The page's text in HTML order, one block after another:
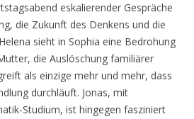
eskalierender Gespräche
die Zukunft des Denkens und die
sieht in Sophia eine Bedrohung
die Auslöschung familiärer
als einzige mehr und mehr, dass
durchläuft. Jonas, mit
Studium, ist hingegen fasziniert